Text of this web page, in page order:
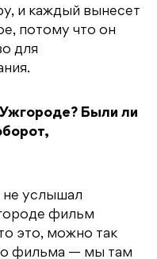
и каждый вынесет
потому что он
для
Были ли
не услышал
фильм
это, можно так
фильма — мы там